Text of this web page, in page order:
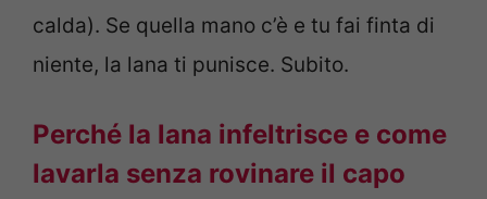
calda). Se quella mano c’è e tu fai finta di
niente, la lana ti punisce. Subito.
Perché la lana infeltrisce e come
lavarla senza rovinare il capo